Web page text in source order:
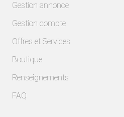
Gestion annonce
Gestion compte
Offres et Services
Boutique
Renseignements
FAQ